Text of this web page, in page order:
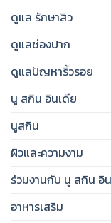
ดูแล รักษาสิว
ดูแลช่องปาก
ดูแลปัญหาริ้วรอย
นู สกิน อินเดีย
นูสกิน
ผิวและความงาม
ร่วมงานกับ นู สกิน อิ
อาหารเสริม